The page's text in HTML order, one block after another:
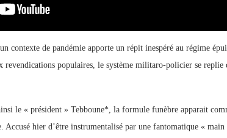
contexte de pandémie apporte un répit inespéré au régime
revendications populaires, le système militaro-policier se replie
le « président » Tebboune*, la formule funèbre apparait
Accusé hier d’être instrumentalisé par une fantomatique «